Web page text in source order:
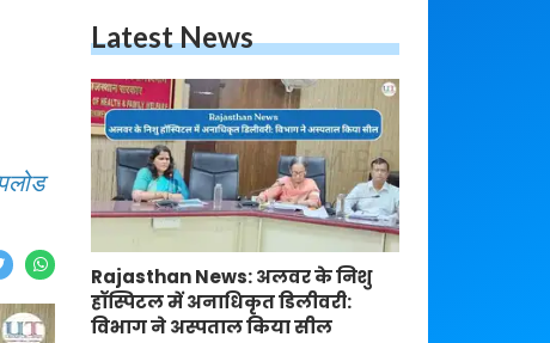
Latest News
Rajasthan News: अलवर के निशु
हॉस्पिटल में अनाधिकृत डिलीवरी:
विभाग ने अस्पताल किया सील